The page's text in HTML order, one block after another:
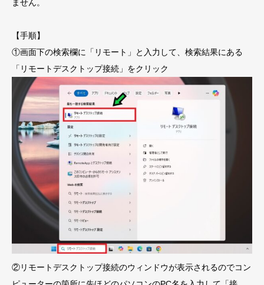
ません。
【手順】
①画面下の検索欄に「リモート」と入力して、検索結果にある
「リモートデスクトップ接続」をクリック
②リモートデスクトップ接続のウィンドウが表示されるのでコン